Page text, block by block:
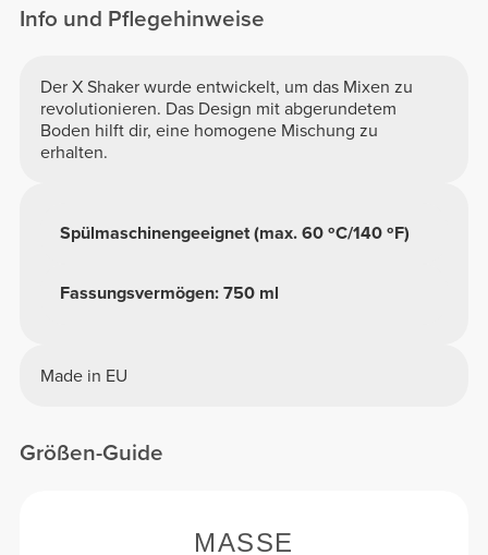
Info und Pflegehinweise
Der X Shaker wurde entwickelt, um das Mixen zu
revolutionieren. Das Design mit abgerundetem
Boden hilft dir, eine homogene Mischung zu
erhalten.
Fassungsvermögen: 750 ml
Spülmaschinengeeignet (max. 60 ºC/140 ºF)
Made in EU
Größen-Guide
MASSE